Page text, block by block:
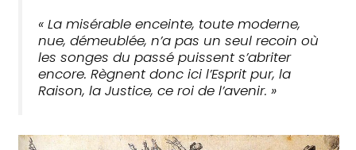
« La misérable enceinte, toute moderne,
nue, démeublée, n’a pas un seul recoin où
les songes du passé puissent s’abriter
encore. Règnent donc ici l’Esprit pur, la
Raison, la Justice, ce roi de l’avenir. »